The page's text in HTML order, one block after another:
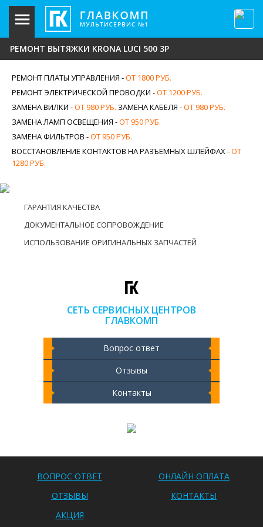
СЕТЬ СЕРВИСНЫХ ЦЕНТРОВ
ГЛАВКОМП
Вопрос ответ
Отзывы
Контакты
РЕМОНТ ВЫТЯЖКИ KRONA LUCI 500 3P
РЕМОНТ ПЛАТЫ УПРАВЛЕНИЯ -ОТ 1800 РУБ.
РЕМОНТ ЭЛЕКТРИЧЕСКОЙ ПРОВОДКИ -ОТ 1200 РУБ.
ЗАМЕНА ВИЛКИ -ОТ 980 РУБ. ЗАМЕНА КАБЕЛЯ -ОТ 980 РУБ.
ЗАМЕНА ЛАМП ОСВЕЩЕНИЯ -ОТ 950 РУБ.
ЗАМЕНА ФИЛЬТРОВ -ОТ 950 РУБ.
ВОССТАНОВЛЕНИЕ КОНТАКТОВ НА РАЗЪЕМНЫХ ШЛЕЙФАХ -ОТ
1280 РУБ.
ГАРАНТИЯ КАЧЕСТВА
ДОКУМЕНТАЛЬНОЕ СОПРОВОЖДЕНИЕ
ИСПОЛЬЗОВАНИЕ ОРИГИНАЛЬНЫХ ЗАПЧАСТЕЙ
ВОПРОС ОТВЕТ
ОНЛАЙН ОПЛАТА
ОТЗЫВЫ
КОНТАКТЫ
АКЦИЯ